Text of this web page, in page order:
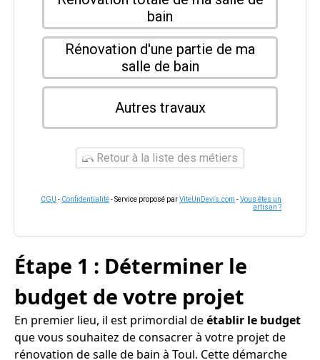
bain
Rénovation d'une partie de ma
salle de bain
Autres travaux
Retour à la liste des métiers
CGU - Confidentialité- Service proposé parViteUnDevis.com -Vous êtes un
artisan ?
Étape 1 : Déterminer le
budget de votre projet
En premier lieu, il est primordial deétablir le budget
que vous souhaitez de consacrer à votre projet de
rénovation de salle de bain à Toul. Cette démarche